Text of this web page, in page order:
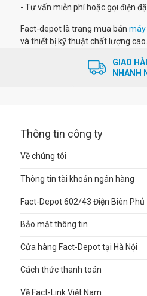
- Tư vấn miễn phí hoặc gọi điện
Fact-depot là trang mua bán máy
và thiết bị kỹ thuật chất lượng cao.
GIAO
NHANH
Thông tin công ty
Về chúng tôi
Thông tin tài khoản ngân hàng
Fact-Depot 602/43 Điện Biên Phủ
Bảo mật thông tin
Cửa hàng Fact-Depot tại Hà Nội
Cách thức thanh toán
Về Fact-Link Việt Nam